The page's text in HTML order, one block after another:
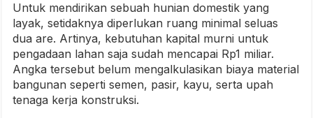
Untuk mendirikan sebuah hunian domestik yang
layak, setidaknya diperlukan ruang minimal seluas
dua are. Artinya, kebutuhan kapital murni untuk
pengadaan lahan saja sudah mencapai Rp1 miliar.
Angka tersebut belum mengalkulasikan biaya material
bangunan seperti semen, pasir, kayu, serta upah
tenaga kerja konstruksi.